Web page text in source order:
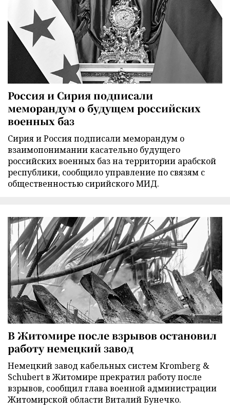
Россия и Сирия подписали
меморандум о будущем российских
военных баз
Сирия и Россия подписали меморандум о
взаимопонимании касательно будущего
российских военных баз на территории арабской
республики, сообщило управление по связям с
общественностью сирийского МИД.
В Житомире после взрывов остановил
работу немецкий завод
Немецкий завод кабельных систем Kromberg &
Schubert в Житомире прекратил работу после
взрывов, сообщил глава военной администрации
Житомирской области Виталий Бунечко.